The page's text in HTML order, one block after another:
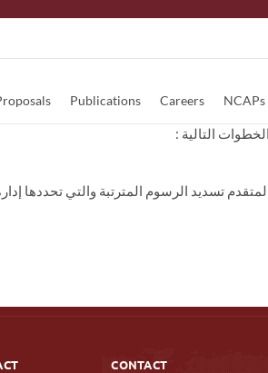
Publications Careers NCAPs
التالية :
تسديد الرسوم المترتبة والتي تحددها
CONTACT